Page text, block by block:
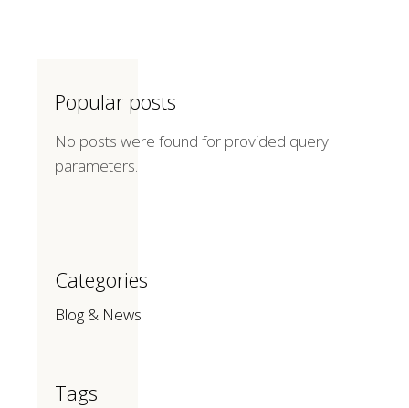
Popular posts
No posts were found for provided query
parameters.
Categories
Blog & News
Tags